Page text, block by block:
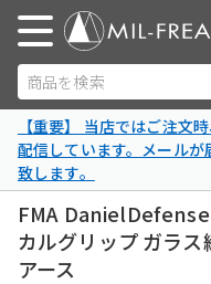
商品を検索
【重要】 当店ではご注文
配信しています。メール
致します。
FMA DanielDefense
カルグリップ ガラ
アース